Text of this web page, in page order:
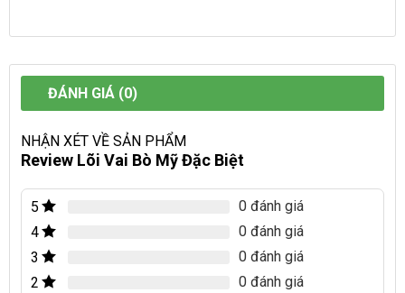
ĐÁNH GIÁ (0)
NHẬN XÉT VỀ SẢN PHẨM
Review Lõi Vai Bò Mỹ Đặc Biệt
5
0 đánh giá
4
0 đánh giá
3
0 đánh giá
2
0 đánh giá